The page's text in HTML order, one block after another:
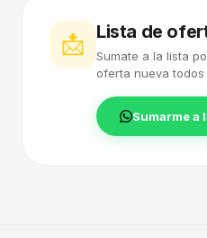
📩 Lista de
Sumate a la lista
oferta nueva todos
Sumarme a